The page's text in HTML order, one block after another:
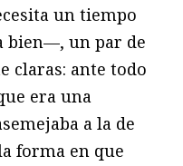
un tiempo
bien—, un par de
claras: ante todo
era una
a la de
forma en que